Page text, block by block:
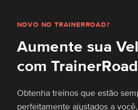
NOVO NO TRAINERROAD?
Aumente sua
com TrainerRoad
Obtenha treinos que estão
perfeitamente ajustados a